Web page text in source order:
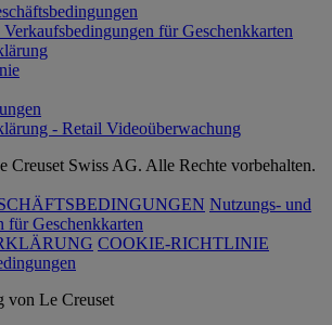
für Geschenkkarten
- Retail Videoüberwachung
Swiss AG. Alle Rechte vorbehalten.
Nutzungs- und
für Geschenkkarten
COOKIE-RICHTLINIE
von Le Creuset